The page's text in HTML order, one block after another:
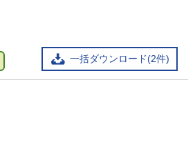
一括ダウンロード(2件)